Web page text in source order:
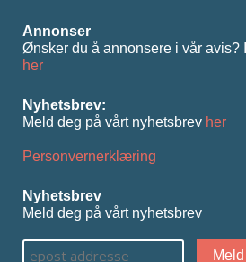
Annonser
Ønsker du å annonsere i vår avis?
her
Nyhetsbrev:
Meld deg på vårt nyhetsbrev her
Personvernerklæring
Nyhetsbrev
Meld deg på vårt nyhetsbrev